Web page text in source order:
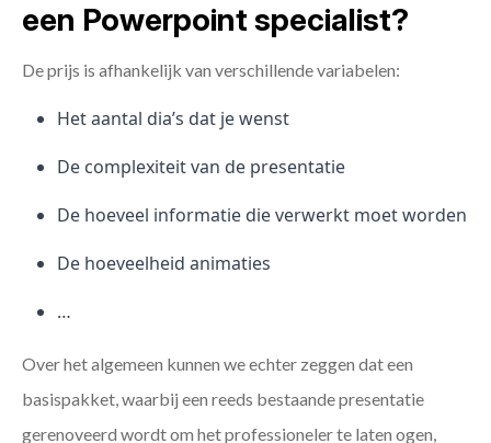
een Powerpoint specialist?
De prijs is afhankelijk van verschillende variabelen:
Het aantal dia’s dat je wenst
De complexiteit van de presentatie
De hoeveel informatie die verwerkt moet worden
De hoeveelheid animaties
…
Over het algemeen kunnen we echter zeggen dat een
basispakket, waarbij een reeds bestaande presentatie
gerenoveerd wordt om het professioneler te laten ogen,